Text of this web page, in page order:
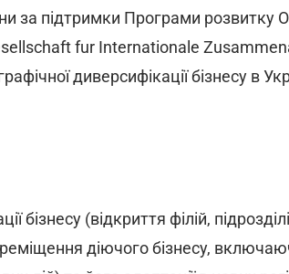
за підтримки Програми розвитку
fur Internationale
диверсифікації бізнесу в
бізнесу (відкриття філій,
діючого бізнесу,